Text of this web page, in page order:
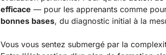
efficace — pour les apprenants comme
bonnes bases, du diagnostic initial à la
Vous vous sentez submergé par la